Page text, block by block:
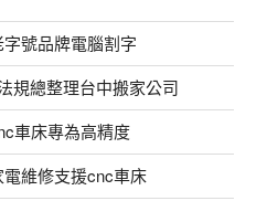
號品牌電腦割字
規總整理台中搬家公司
車床專為高精度
維修支援cnc車床